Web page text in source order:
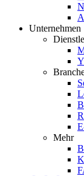
Unternehmen
Mehr